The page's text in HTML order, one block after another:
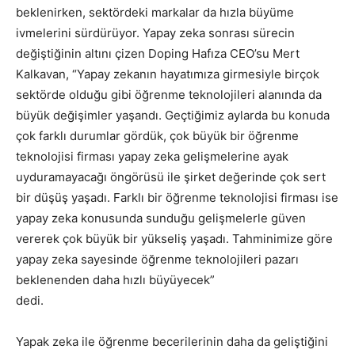
beklenirken, sektördeki markalar da hızla büyüme
ivmelerini sürdürüyor. Yapay zeka sonrası sürecin
değiştiğinin altını çizen Doping Hafıza CEO’su Mert
Kalkavan, “Yapay zekanın hayatımıza girmesiyle birçok
sektörde olduğu gibi öğrenme teknolojileri alanında da
büyük değişimler yaşandı. Geçtiğimiz aylarda bu konuda
çok farklı durumlar gördük, çok büyük bir öğrenme
teknolojisi firması yapay zeka gelişmelerine ayak
uyduramayacağı öngörüsü ile şirket değerinde çok sert
bir düşüş yaşadı. Farklı bir öğrenme teknolojisi firması ise
yapay zeka konusunda sunduğu gelişmelerle güven
vererek çok büyük bir yükseliş yaşadı. Tahminimize göre
yapay zeka sayesinde öğrenme teknolojileri pazarı
beklenenden daha hızlı büyüyecek”
dedi.
Yapak zeka ile öğrenme becerilerinin daha da geliştiğini